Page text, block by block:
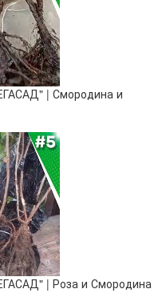
| Смородина и
| Роза и Смородина